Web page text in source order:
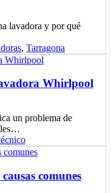
lavadora y por qué
, Tarragona
Whirlpool
un problema de
comunes